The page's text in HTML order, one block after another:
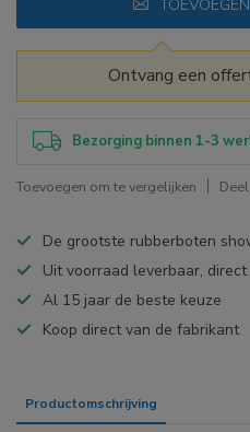
Ontvang een
Bezorging binnen 1-3
Toevoegen om te vergelijken
De grootste rubberboten
Uit voorraad leverbaar, direct
Al 15 jaar de beste keuze
Koop direct van de fabrikant
Productomschrijving